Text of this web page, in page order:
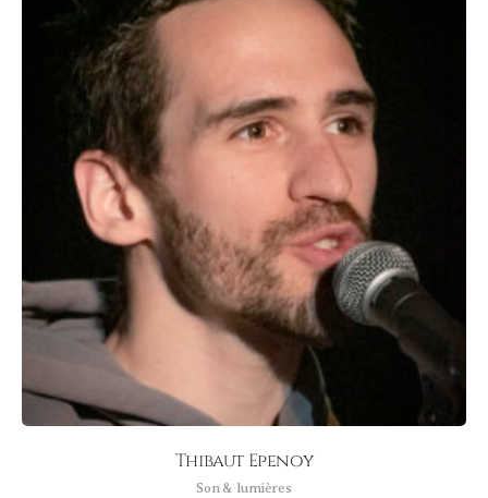
Thibaut Epenoy
Son & lumières